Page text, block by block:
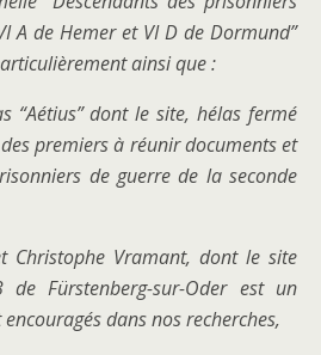
A de Hemer et VI D de Dormund”
ainsi que :
“Aétius” dont le site, hélas fermé
premiers à réunir documents et
de guerre de la seconde
Christophe Vramant, dont le site
Fürstenberg-sur-Oder est un
dans nos recherches,